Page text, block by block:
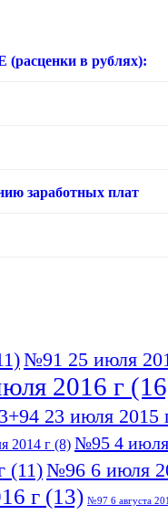
в рублях):
заработных плат
№91 25 июля
2016 г
23 июля 2015
2014 г (8) №95 4 июля
(11)№96 6 июля
г (13) №97 6 августа